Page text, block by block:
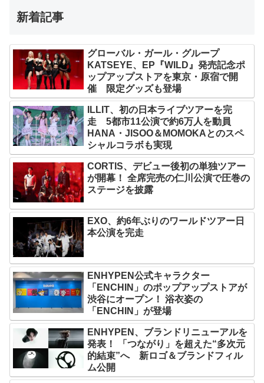
新着記事
グローバル・ガール・グループ
KATSEYE、EP『WILD』発売記念ポ
ップアップストアを東京・原宿で開
催 限定グッズも登場
ILLIT、初の日本ライブツアーを完
走 5都市11公演で約6万人を動員
HANA・JISOO＆MOMOKAとのスペ
シャルコラボも実現
CORTIS、デビュー後初の単独ツアー
が開幕！ 全席完売の仁川公演で圧巻の
ステージを披露
EXO、約6年ぶりのワールドツアー日
本公演を完走
ENHYPEN公式キャラクター
「ENCHIN」のポップアップストアが
渋谷にオープン！ 浴衣姿の
「ENCHIN」が登場
ENHYPEN、ブランドリニューアルを
発表！ 「つながり」を超えた“多次元
的結束”へ 新ロゴ＆ブランドフィル
ム公開